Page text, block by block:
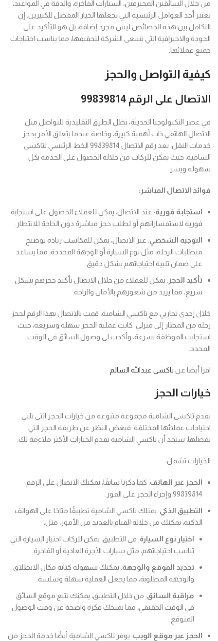
من خلال السائقين المحترفين، السيارات الفاخرة، والدقة في المواعيد،
يعتبر أحد العوامل الرئيسية التي تجعلها الخيار المفضل للكثيرين. إن
التكامل بين هذه الخصائص ليس مجرد إضافة، بل هو التأكيد على
الجودة والاحترافية التي تسعى الشركة لتحقيقها، مما يناسب احتياجات
جميع عملائها.
كيفية التواصل والحجز
الاتصال على الرقم 99839814
في عصر التكنولوجيا الحديثة، تظل الطرق التقليدية للتواصل مثل
الاتصال الهاتفي ذات أهمية كبيرة، وخاصة عندما يتعلق الأمر بحجز
خدمات النقل. يعد رقم الاتصال 99839814 الخط الرئيسي لتاكسي
الشامية، حيث يمكن للركاب من خلاله الحصول على الخدمة بكل
سهولة ويسر.
فوائد الاتصال المباشر:
استجابة فورية: عند الاتصال، يمكن للعملاء الحصول على استجابة
فورية لاستفساراتهم أو لطلب حجز مباشرة دون الحاجة للانتظار.
التوجيه الشخصي: عبر الاتصال، يمكن للمكاسب زيادة توضيح
متطلبات الرحلة، مثل نوع السيارة أو الوجهة المحددة، مما يساعد
على ضمان تلبية احتياجاتهم بشكل دقيق.
تأكيد الحجز : يمكن للعملاء من خلال الاتصال تأكيد حجزهم بشكل
سريع، مما يزيد من شعورهم بالأمان والراحة.
خلال إحدى تجاربي مع تاكسي الشامية، قمت بالاتصال بهذا الرقم لحجز
رحلة من المطار إلى منزلي. كانت عملية الحجز سهلة وسريعة، حيث
استجابت الموظفة بسرعة، وأكدت لي وصول السائق في الوقت
المحدد.
اقرا أيضا عن تاكسى عبدالله السالم
خيارات الحجز
تقدم تاكسي الشامية مجموعة متنوعة من خيارات الحجز التي تلبي
احتياجات عملائها المختلفة. فبغض النظر عن طريقة الحجز التي
تفضلها، ستجد أن تاكسي الشامية تقدم الخيارات الأكثر ملاءمة لك.
الخيارات تشمل:
الحجز عبر الهاتف: كما ذكرنا سابقًا، يمكنك الاتصال على الرقم
99839814 وإجراء الحجز على الفور.
التطبيق الذكي: يمتلك تاكسي الشامية تطبيقًا متاحًا على الهواتف
الذكية، يمكنك من خلاله القيام بالعديد من الأمور، مثل:
اختيار نوع السيارة: في التطبيق، يمكن للركاب اختيار السيارة التي
تناسب احتياجاتهم، مثل سيارات الأجرة العادية أو الفاخرة.
تحديد الموقع والوجهة: يمكنك بسهولة كتابة مكان الانطلاق
والوجهة المطلوبة، مما يجعل العملية سهلة وسلسة.
مراقبة السائق: من خلال التطبيق، يمكنك تتبع موقع السائق
في الوقت الحقيقي، مما يمنحك فكرة واضحة عن وقت الوصول
المتوقع.
الحجز عبر موقع الويب: يوفر تاكسي الشامية أيضًا خدمة الحجز من